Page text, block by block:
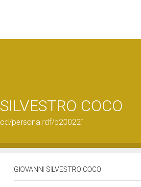
COCO
persona.rdf/p200221
GIOVANNI SILVESTRO COCO